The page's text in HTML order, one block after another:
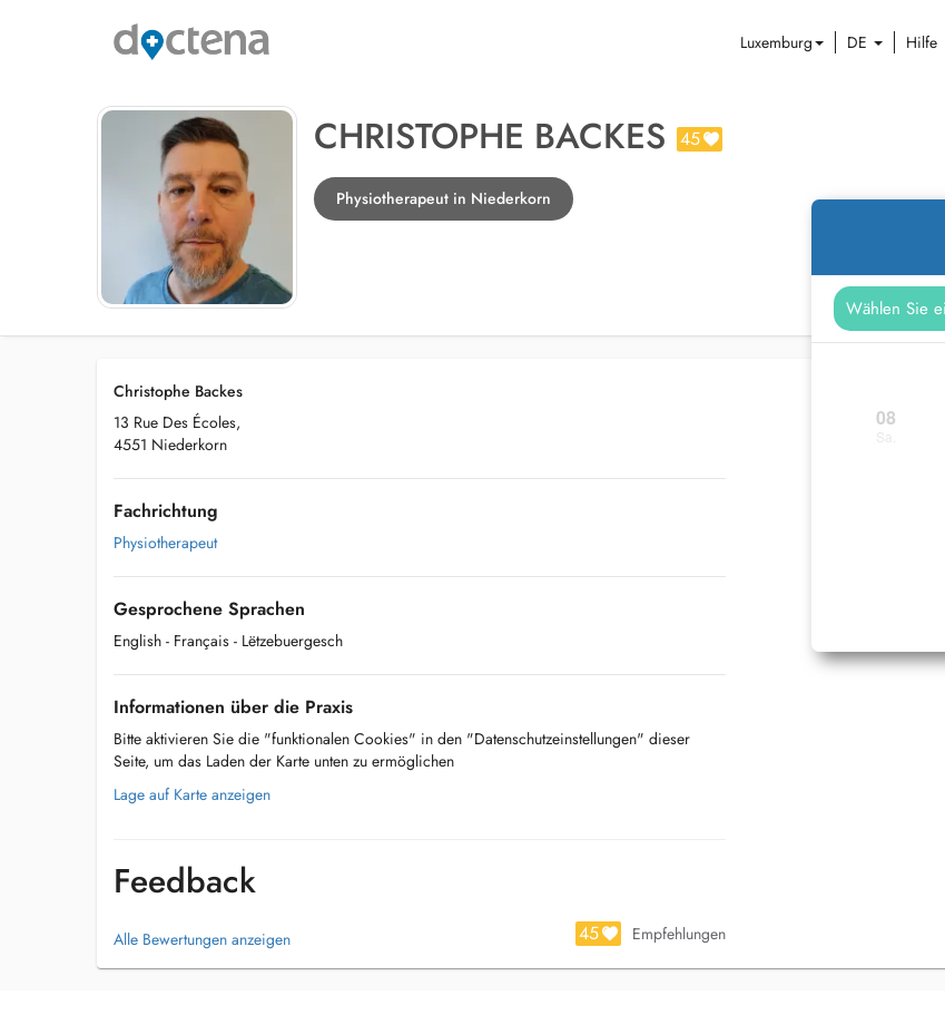
Luxemburg DE Hilfe
CHRISTOPHE BACKES 45
Physiotherapeut in Niederkorn
08
Christophe Backes
13 Rue Des Écoles,
4551 Niederkorn
Fachrichtung
Physiotherapeut
Gesprochene Sprachen
English - Français - Lëtzebuergesch
Informationen über die Praxis
Bitte aktivieren Sie die "funktionalen Cookies" in den "Datenschutzeinstellungen" dieser
Seite, um das Laden der Karte unten zu ermöglichen
Lage auf Karte anzeigen
Feedback
Alle Bewertungen anzeigen 45 Empfehlungen